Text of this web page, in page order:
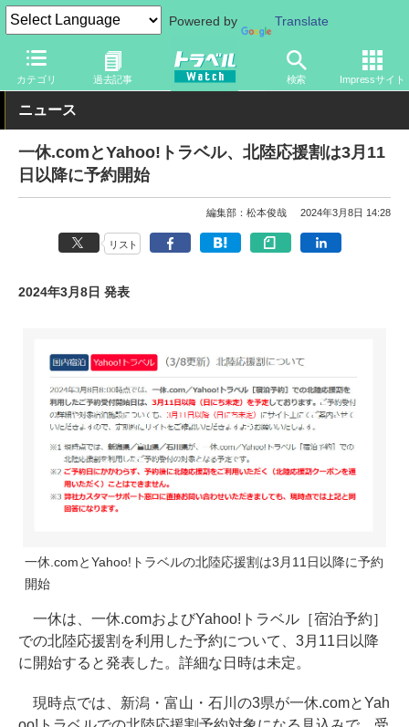
Powered by Translate
カテゴリ 過去記事 検索 Impressサイト
トラベル Watch 地域 国内旅行 北陸
ニュース
一休.comとYahoo!トラベル、北陸応援割は3月11
日以降に予約開始
編集部：松本俊哉 2024年3月8日 14:28
リスト
2024年3月8日 発表
一休.comとYahoo!トラベルの北陸応援割は3月11日以降に予約
開始
一休は、一休.comおよびYahoo!トラベル［宿泊予約］
での北陸応援割を利用した予約について、3月11日以降
に開始すると発表した。詳細な日時は未定。
現時点では、新潟・富山・石川の3県が一休.comとYah